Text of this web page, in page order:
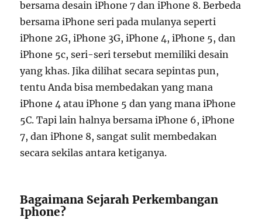
bersama desain iPhone 7 dan iPhone 8. Berbeda
bersama iPhone seri pada mulanya seperti
iPhone 2G, iPhone 3G, iPhone 4, iPhone 5, dan
iPhone 5c, seri-seri tersebut memiliki desain
yang khas. Jika dilihat secara sepintas pun,
tentu Anda bisa membedakan yang mana
iPhone 4 atau iPhone 5 dan yang mana iPhone
5C. Tapi lain halnya bersama iPhone 6, iPhone
7, dan iPhone 8, sangat sulit membedakan
secara sekilas antara ketiganya.
Bagaimana Sejarah Perkembangan
Iphone?